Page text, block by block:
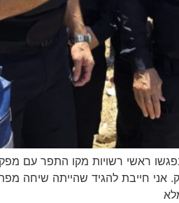
נפגשו ראשי רשויות מקו התפר עם
אני חייבת להגיד שהייתה שיחה